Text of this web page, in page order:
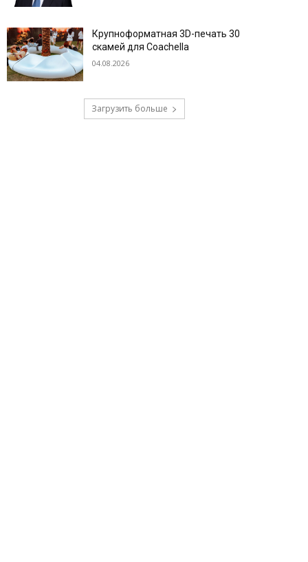
Крупноформатная 3D-печать 30
скамей для Coachella
04.08.2026
Загрузить больше